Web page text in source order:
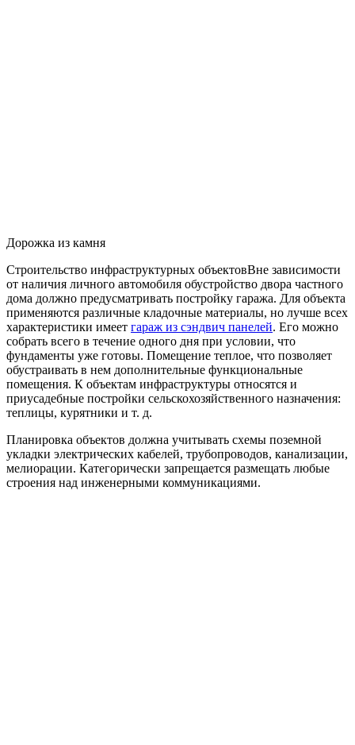
Дорожка из камня
Строительство инфраструктурных объектовВне зависимости
от наличия личного автомобиля обустройство двора частного
дома должно предусматривать постройку гаража. Для объекта
применяются различные кладочные материалы, но лучше всех
характеристики имеет гараж из сэндвич панелей. Его можно
собрать всего в течение одного дня при условии, что
фундаменты уже готовы. Помещение теплое, что позволяет
обустраивать в нем дополнительные функциональные
помещения. К объектам инфраструктуры относятся и
приусадебные постройки сельскохозяйственного назначения:
теплицы, курятники и т. д.
Планировка объектов должна учитывать схемы поземной
укладки электрических кабелей, трубопроводов, канализации,
мелиорации. Категорически запрещается размещать любые
строения над инженерными коммуникациями.